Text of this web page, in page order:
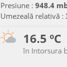
Presiune : 948.4
Umezeală relativă :
16.5 ºC
în Intorsura